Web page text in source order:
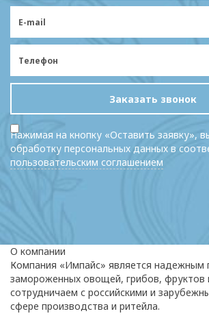
Заказать звонок
Нажимая на кнопку «Оставить заявку»,
обработку персональных данных в
пользовательским соглашением
О компании
Компания «Импайс» является надежным
замороженных овощей, грибов, фруктов
сотрудничаем с российскими и
сфере производства и ритейла.